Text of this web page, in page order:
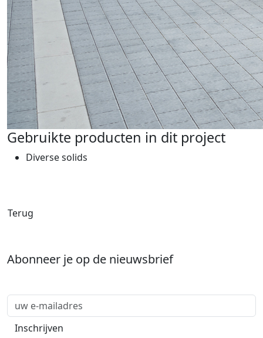
Gebruikte producten in dit project
Diverse solids
Terug
Abonneer je op de nieuwsbrief